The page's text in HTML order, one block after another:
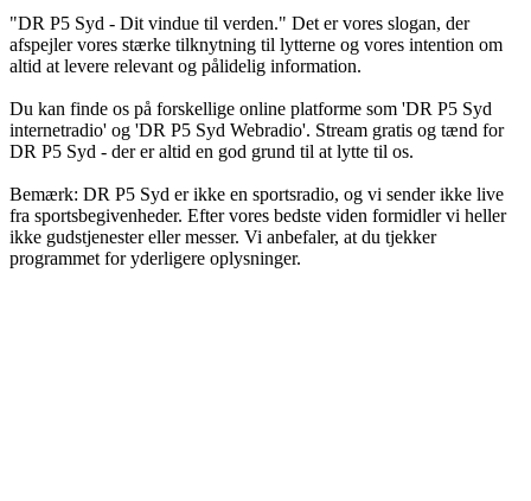
"DR P5 Syd - Dit vindue til verden." Det er vores slogan, der
afspejler vores stærke tilknytning til lytterne og vores intention om
altid at levere relevant og pålidelig information.
Du kan finde os på forskellige online platforme som 'DR P5 Syd
internetradio' og 'DR P5 Syd Webradio'. Stream gratis og tænd for
DR P5 Syd - der er altid en god grund til at lytte til os.
Bemærk: DR P5 Syd er ikke en sportsradio, og vi sender ikke live
fra sportsbegivenheder. Efter vores bedste viden formidler vi heller
ikke gudstjenester eller messer. Vi anbefaler, at du tjekker
programmet for yderligere oplysninger.